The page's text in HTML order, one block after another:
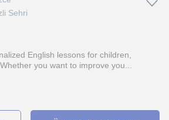
Sehri
English lessons for children,
you want to improve you...